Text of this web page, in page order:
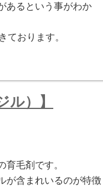
あるという事がわか
ております。
）】
毛剤です。
が含まれいるのが特徴